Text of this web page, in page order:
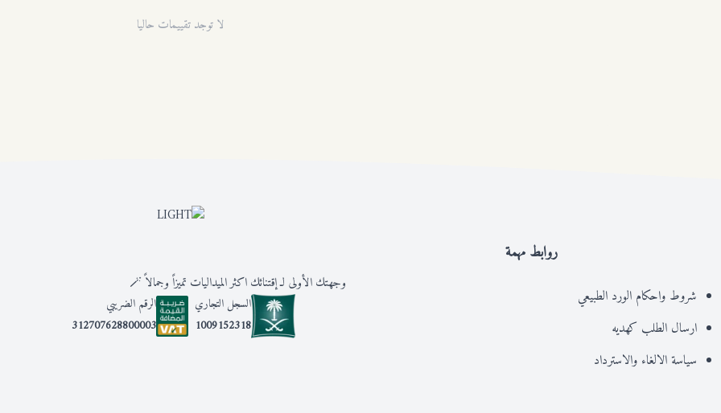
لا توجد تقييمات حاليا
روابط مهمة
شروط واحكام الورد الطبيعي
ارسال الطلب كهديه
سياسة الالغاء والاسترداد
وجهتك الأولى لـ إقتنائك اكثر الميداليات تميزاً وجمالاً 🪄
السجل التجاري
1009152318
الرقم الضريبي
312707628800003